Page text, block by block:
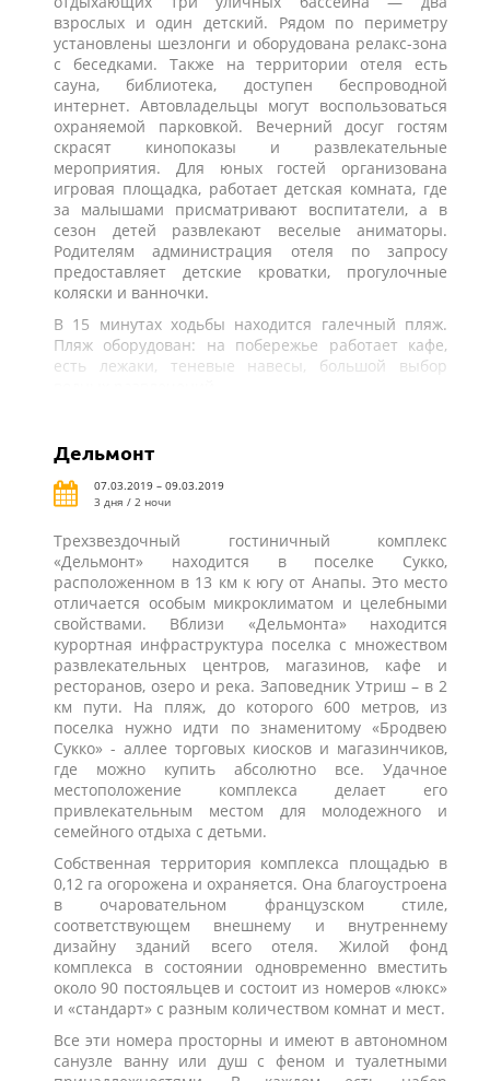
взрослых и один детский. Рядом по периметру
установлены шезлонги и оборудована релакс-зона
с беседками. Также на территории отеля есть
сауна, библиотека, доступен беспроводной
интернет. Автовладельцы могут воспользоваться
охраняемой парковкой. Вечерний досуг гостям
скрасят кинопоказы и развлекательные
мероприятия. Для юных гостей организована
игровая площадка, работает детская комната, где
за малышами присматривают воспитатели, а в
сезон детей развлекают веселые аниматоры.
Родителям администрация отеля по запросу
предоставляет детские кроватки, прогулочные
коляски и ванночки.
В 15 минутах ходьбы находится галечный пляж.
Пляж оборудован: на побережье работает кафе,
есть лежаки, теневые навесы, большой выбор
Дельмонт
07.03.2019 – 09.03.2019
3 дня / 2 ночи
Трехзвездочный гостиничный комплекс
«Дельмонт» находится в поселке Сукко,
расположенном в 13 км к югу от Анапы. Это место
отличается особым микроклиматом и целебными
свойствами. Вблизи «Дельмонта» находится
курортная инфраструктура поселка с множеством
развлекательных центров, магазинов, кафе и
ресторанов, озеро и река. Заповедник Утриш – в 2
км пути. На пляж, до которого 600 метров, из
поселка нужно идти по знаменитому «Бродвею
Сукко» - аллее торговых киосков и магазинчиков,
где можно купить абсолютно все. Удачное
местоположение комплекса делает его
привлекательным местом для молодежного и
семейного отдыха с детьми.
Собственная территория комплекса площадью в
0,12 га огорожена и охраняется. Она благоустроена
в очаровательном французском стиле,
соответствующем внешнему и внутреннему
дизайну зданий всего отеля. Жилой фонд
комплекса в состоянии одновременно вместить
около 90 постояльцев и состоит из номеров «люкс»
и «стандарт» с разным количеством комнат и мест.
Все эти номера просторны и имеют в автономном
санузле ванну или душ с феном и туалетными